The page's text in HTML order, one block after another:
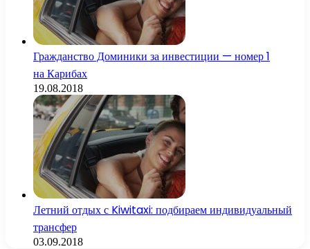
Гражданство Доминики за инвестиции — номер 1
на Карибах
19.08.2018
Летний отдых с Kiwitaxi: подбираем индивидуальный
трансфер
03.09.2018